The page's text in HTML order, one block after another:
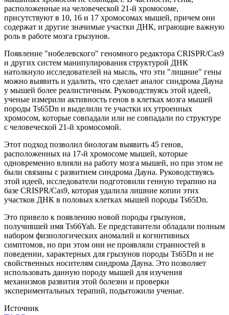
расположенные на человеческой 21-й хромосоме,
присутствуют в 10, 16 и 17 хромосомах мышей, причем они
содержат и другие значимые участки ДНК, играющие важную
роль в работе мозга грызунов.
Появление "нобелевского" геномного редактора CRISPR/Cas9
и других систем манипулирования структурой ДНК
натолкнуло исследователей на мысль, что эти "лишние" гены
можно выявить и удалить, что сделает аналог синдрома Дауна
у мышей более реалистичным. Руководствуясь этой идеей,
ученые измерили активность генов в клетках мозга мышей
породы Ts65Dn и выделили те участки их утроенных
хромосом, которые совпадали или не совпадали по структуре
с человеческой 21-й хромосомой.
Этот подход позволил биологам выявить 45 генов,
расположенных на 17-й хромосоме мышей, которые
одновременно влияли на работу мозга мышей, но при этом не
были связаны с развитием синдрома Дауна. Руководствуясь
этой идеей, исследователи подготовили генную терапию на
базе CRISPR/Cas9, которая удалила лишние копии этих
участков ДНК в половых клетках мышей породы Ts65Dn.
Это привело к появлению новой породы грызунов,
получившей имя Ts66Yah. Ее представители обладали полным
набором физиологических аномалий и когнитивных
симптомов, но при этом они не проявляли странностей в
поведении, характерных для грызунов породы Ts65Dn и не
свойственных носителям синдрома Дауна. Это позволяет
использовать данную породу мышей для изучения
механизмов развития этой болезни и проверки
экспериментальных терапий, подытожили ученые.
Источник